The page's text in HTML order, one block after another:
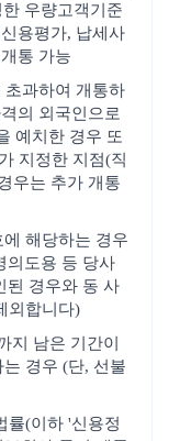
우량고객기준
용평가, 납세사
통 가능
초과하여 개통하
의 외국인으로
예치한 경우 또
지정한 지점(직
우는 추가 개통
해당하는 경우
의도용 등 당사
된 경우와 동 사
외합니다)
지 남은 기간이
경우 (단, 선불
률(이하 '신용정